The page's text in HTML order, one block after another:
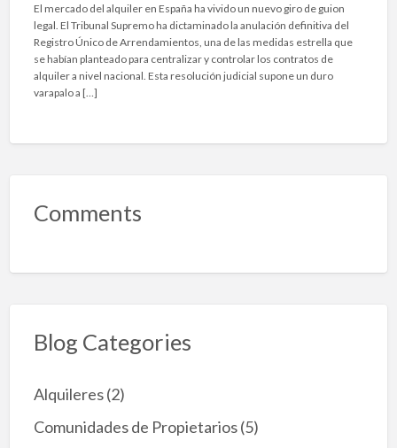
E
l
T
r
i
El mercado del alquiler en España ha vivido un nuevo giro de guion
legal. El Tribunal Supremo ha dictaminado la anulación definitiva del
Registro Único de Arrendamientos, una de las medidas estrella que
se habían planteado para centralizar y controlar los contratos de
alquiler a nivel nacional. Esta resolución judicial supone un duro
varapalo a […]
Comments
Blog Categories
Alquileres(2)
Comunidades de Propietarios(5)